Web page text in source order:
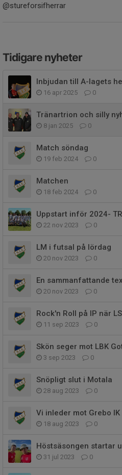
@stureforsifherrar
Tidigare nyheter
Inbjudan till A-lagets
16 apr 2025 0
Tränartrion och silly
8 jan 2025 0
Match söndag
19 feb 2024 0
Matchen
18 feb 2024 0
Uppstart inför 2024-
22 nov 2023 0
LM i futsal på lördag
20 nov 2023 0
En sammanfattande
20 nov 2023 0
Rock'n Roll på IP när
11 sep 2023 0
Skön seger mot LBK
3 sep 2023 0
Snöpligt slut i Motala
28 aug 2023 0
Vi inleder mot Grebo IK
18 aug 2023 0
Höstsäsongen startar
31 jul 2023 0